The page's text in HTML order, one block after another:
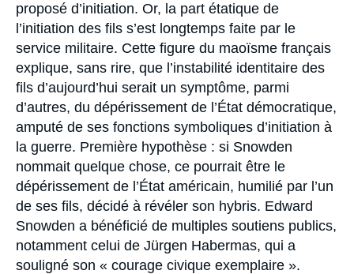
proposé d’initiation. Or, la part étatique de
l’initiation des fils s’est longtemps faite par le
service militaire. Cette figure du maoïsme français
explique, sans rire, que l’instabilité identitaire des
fils d’aujourd’hui serait un symptôme, parmi
d’autres, du dépérissement de l’État démocratique,
amputé de ses fonctions symboliques d’initiation à
la guerre. Première hypothèse : si Snowden
nommait quelque chose, ce pourrait être le
dépérissement de l’État américain, humilié par l’un
de ses fils, décidé à révéler son hybris. Edward
Snowden a bénéficié de multiples soutiens publics,
notamment celui de Jürgen Habermas, qui a
souligné son « courage civique exemplaire ».